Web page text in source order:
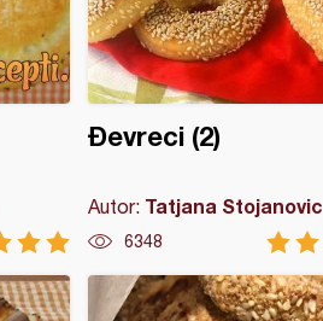
Đevreci (2)
Autor: Tatjana Stojanovic
6348